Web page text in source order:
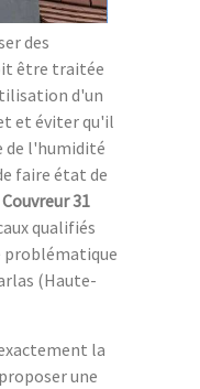
des
être traitée
d'un
et éviter qu'il
de l'humidité
faire état de
Couvreur 31
qualifiés
problématique
(Haute-
la
une